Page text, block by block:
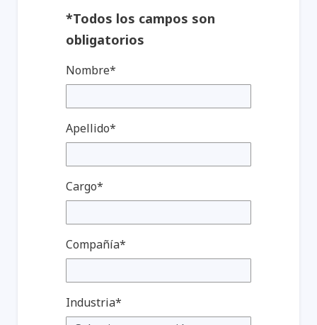
*Todos los campos son
obligatorios
Nombre*
Apellido*
Cargo*
Compañía*
Industria*